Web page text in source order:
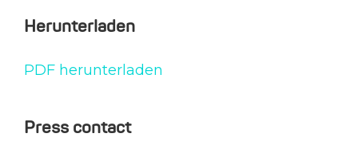
Herunterladen
PDF herunterladen
Press contact